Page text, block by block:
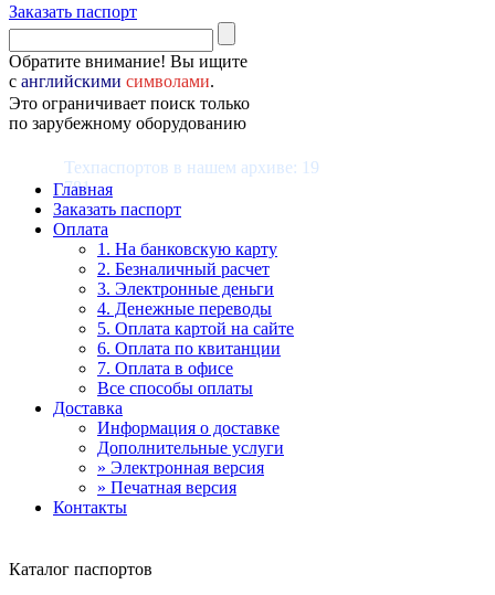
Заказать паспорт
Обратите внимание! Вы ищите
с английскими символами.
Это ограничивает поиск только
по зарубежному оборудованию
Техпаспортов в нашем архиве: 19
781
Главная
Заказать паспорт
Оплата
1. На банковскую карту
2. Безналичный расчет
3. Электронные деньги
4. Денежные переводы
5. Оплата картой на сайте
6. Оплата по квитанции
7. Оплата в офисе
Все способы оплаты
Доставка
Информация о доставке
Дополнительные услуги
» Электронная версия
» Печатная версия
Контакты
Каталог паспортов